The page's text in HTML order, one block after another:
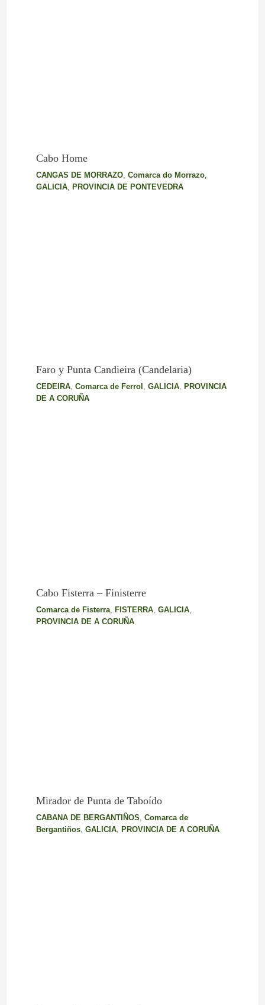
Cabo Home
CANGAS DE MORRAZO, Comarca do Morrazo,
GALICIA, PROVINCIA DE PONTEVEDRA
Faro y Punta Candieira (Candelaria)
CEDEIRA, Comarca de Ferrol GALICIA,
PROVINCIA
DE A CORUÑA
Cabo Fisterra – Finisterre
Comarca de Fisterra, FISTERRA, GALICIA,
PROVINCIA DE A CORUÑA
Mirador de Punta de Taboído
CABANA DE BERGANTIÑOS Comarca de
Bergantiños, GALICIA, PROVINCIA DE A CORUÑA